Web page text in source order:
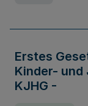
Erstes
Kinder-
KJHG -